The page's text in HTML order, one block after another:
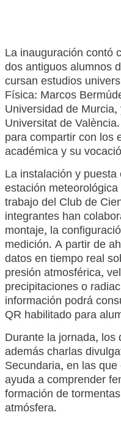
La inauguración contó
dos antiguos alumnos
cursan estudios
Física: Marcos
Universidad de
Universitat de
para compartir con los
académica y su
La instalación y
estación
trabajo del Club de
integrantes han
montaje, la
medición. A partir de
datos en tiempo real
presión atmosférica,
precipitaciones o
información podrá
QR habilitado para
Durante la jornada,
además charlas
Secundaria, en las
ayuda a comprender
formación de
atmósfera.